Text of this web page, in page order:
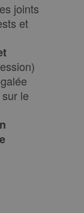
joints
et
le